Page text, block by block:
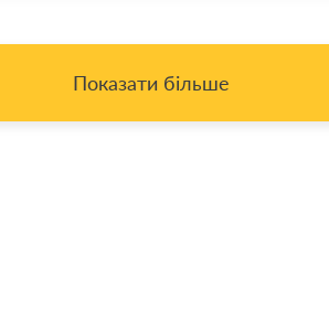
Показати більше